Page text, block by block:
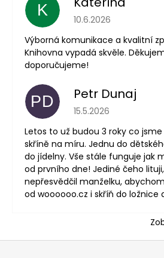
K Hodnotenie obchodu
10.6.2026
Výborná komunikace a kvalitní
Knihovna vypadá skvěle.
doporučujeme!
PD Petr Dunaj
Hodnotenie obchodu
15.5.2026
Letos to už budou 3 roky co
skříně na míru. Jednu do
do jídelny. Vše stále funguje jak
od prvního dne! Jediné čeho
nepřesvědčil manželku,
od woooooo.cz i skříň do ložnice
Z